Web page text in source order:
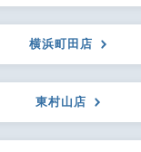
横浜町田店
東村山店